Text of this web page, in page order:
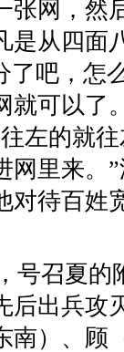
张网，然
是从四面
了吧，怎
就可以了
左的就
网里来。
对待百姓
号召夏的
后出兵攻
南）、顾